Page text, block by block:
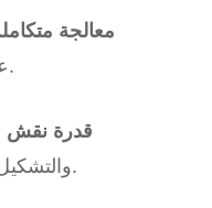
1) معالجة
على نفس المنصة، مما يتيح القطع والنحت دون إعادة التموضع الثانوي وتحسين دقة التشغيل بشكل عام.
2) قدرة
يدعم أدوات ER32 والتشكيل السطحي ثلاثي الأبعاد المعقد للمنحوتات والنقوش البارزة ونقش التجاويف العميقة.